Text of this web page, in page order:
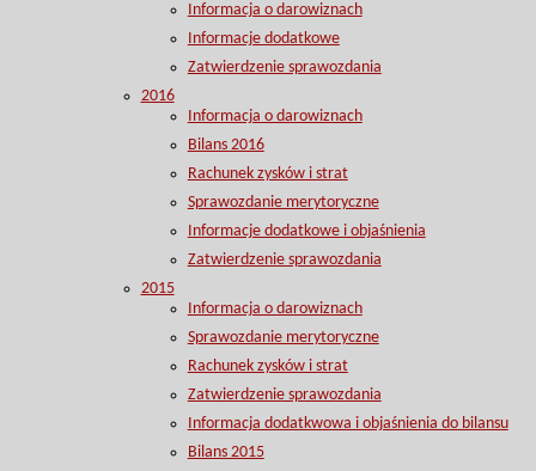
Informacja o darowiznach
Informacje dodatkowe
Zatwierdzenie sprawozdania
2016
Informacja o darowiznach
Bilans 2016
Rachunek zysków i strat
Sprawozdanie merytoryczne
Informacje dodatkowe i objaśnienia
Zatwierdzenie sprawozdania
2015
Informacja o darowiznach
Sprawozdanie merytoryczne
Rachunek zysków i strat
Zatwierdzenie sprawozdania
Informacja dodatkwowa i objaśnienia do bilansu
Bilans 2015